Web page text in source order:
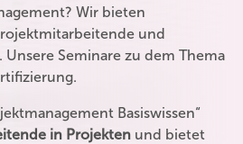
Wir bieten
und
Seminare zu dem Thema
Basiswissen“
in Projekten und bietet